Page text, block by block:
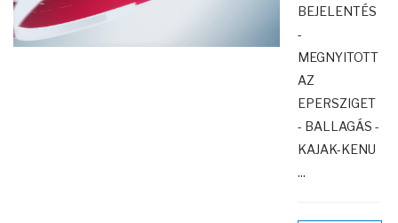
BEJELENTÉS
-
MEGNYITOTT
AZ
EPERSZIGET
- BALLAGÁS -
KAJAK-KENU
...